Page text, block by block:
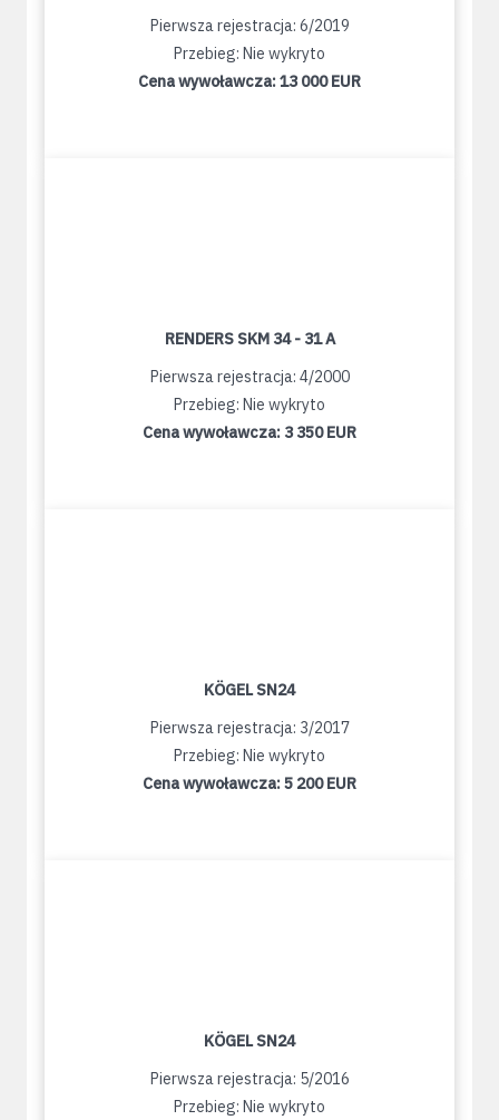
Pierwsza rejestracja: 6/2019
Przebieg: Nie wykryto
Cena wywoławcza:13 000 EUR
RENDERS SKM 34 - 31 A
Pierwsza rejestracja: 4/2000
Przebieg: Nie wykryto
Cena wywoławcza: 3 350 EUR
KÖGEL SN24
Pierwsza rejestracja: 3/2017
Przebieg: Nie wykryto
Cena wywoławcza:5 200 EUR
KÖGEL SN24
Pierwsza rejestracja: 5/2016
Przebieg: Nie wykryto